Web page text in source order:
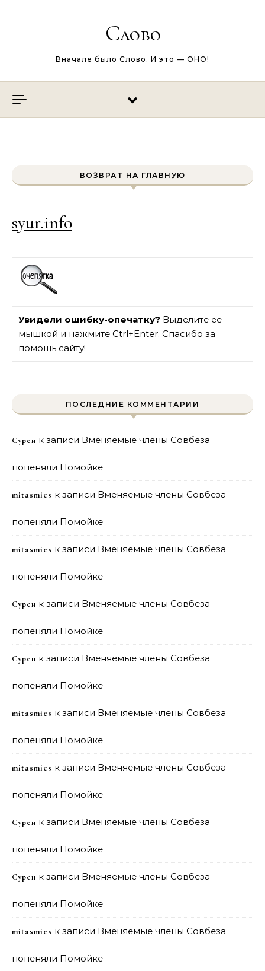
Слово
Вначале было Слово. И это — ОНО!
ВОЗВРАТ НА ГЛАВНУЮ
syur.info
Увидели ошибку-опечатку? Выделите ее
мышкой и нажмите Ctrl+Enter. Спасибо за
помощь сайту!
ПОСЛЕДНИЕ КОММЕНТАРИИ
Сурен к записи Вменяемые члены Совбеза
попеняли Помойке
mitasmies к записи Вменяемые члены Совбеза
попеняли Помойке
mitasmies к записи Вменяемые члены Совбеза
попеняли Помойке
Сурен к записи Вменяемые члены Совбеза
попеняли Помойке
Сурен к записи Вменяемые члены Совбеза
попеняли Помойке
mitasmies к записи Вменяемые члены Совбеза
попеняли Помойке
mitasmies к записи Вменяемые члены Совбеза
попеняли Помойке
Сурен к записи Вменяемые члены Совбеза
попеняли Помойке
Сурен к записи Вменяемые члены Совбеза
попеняли Помойке
mitasmies к записи Вменяемые члены Совбеза
попеняли Помойке